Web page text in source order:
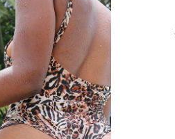
TOUTES LES
VOUS ALLEZ